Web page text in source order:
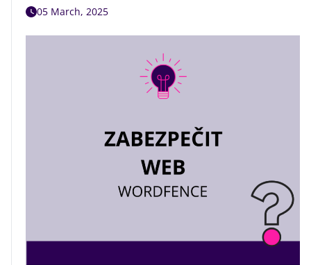
05 March, 2025